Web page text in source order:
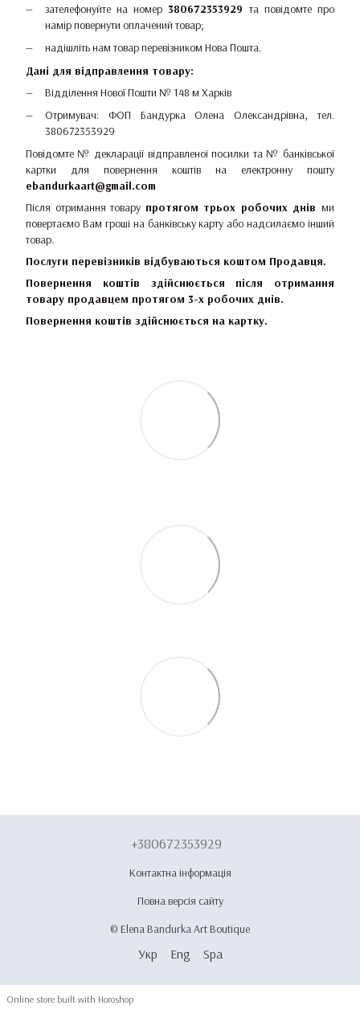
зателефонуйте на номер 380672353929та повідомте про
намір повернути оплачений товар;
надішліть нам товар перевізником Нова Пошта.
Дані для відправлення товару:
Відділення Нової Пошти № 148 м Харків
Отримувач: ФОП Бандурка Олена Олександрівна, тел.
380672353929
Повідомте № декларації відправленої посилки та № банківської
картки для повернення коштів на електронну пошту
ebandurkaart@gmail.com
Після отримання товару протягом трьох робочих днівми
повертаємо Вам гроші на банківську карту або надсилаємо інший
товар.
Послуги перевізників відбуваються коштом Продавця.
Повернення коштів здійснюється після отримання
товару продавцем протягом 3-х робочих днів.
Повернення коштів здійснюється на картку.
+380672353929
Контактна інформація
Повна версія сайту
© Elena Bandurka Art Boutique
Укр Eng Spa
Online store built with Horoshop